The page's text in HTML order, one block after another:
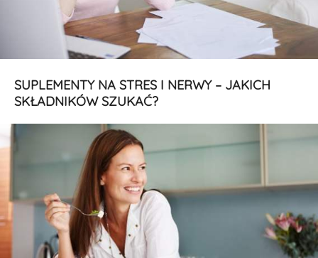
SUPLEMENTY NA STRES I NERWY – JAKICH
SKŁADNIKÓW SZUKAĆ?